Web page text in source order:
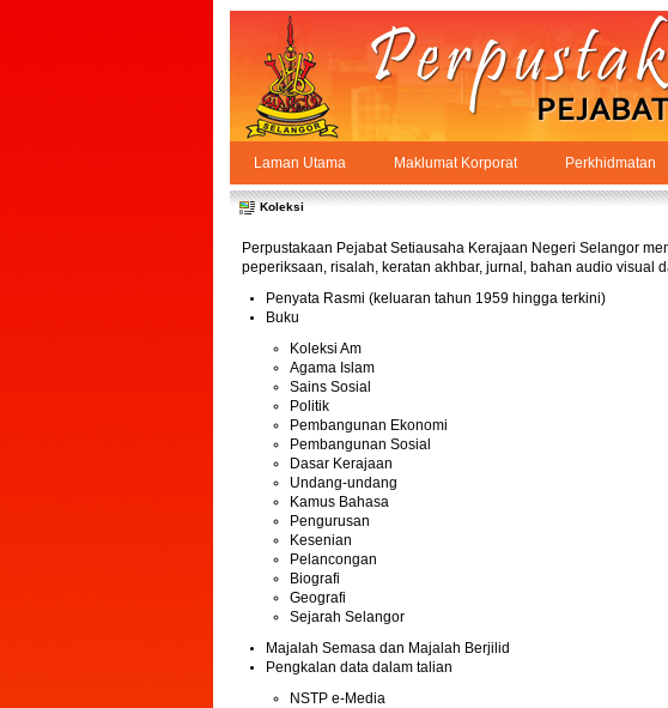
Skip to Content
PPSUKSEL
Koleksi
Laman Utama Maklumat Korporat Perkhidmatan
Koleksi
Perpustakaan Pejabat Setiausaha Kerajaan Negeri Selangor
peperiksaan, risalah, keratan akhbar, jurnal, bahan audio visual
Penyata Rasmi (keluaran tahun 1959 hingga terkini)
Buku
Koleksi Am
Agama Islam
Sains Sosial
Politik
Pembangunan Ekonomi
Pembangunan Sosial
Dasar Kerajaan
Undang-undang
Kamus Bahasa
Pengurusan
Kesenian
Pelancongan
Biografi
Geografi
Sejarah Selangor
Majalah Semasa dan Majalah Berjilid
Pengkalan data dalam talian
NSTP e-Media